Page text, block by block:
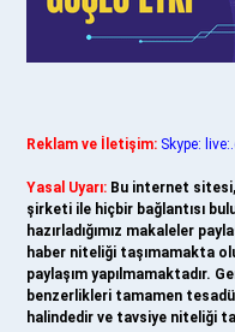
Reklam ve İletişim: Skype:
Yasal Uyarı: Bu internet
şirketi ile hiçbir bağlantısı
hazırladığımız makaleler
haber niteliği taşımamakta
paylaşım yapılmamaktadır.
benzerlikleri tamamen
halindedir ve tavsiye niteliği